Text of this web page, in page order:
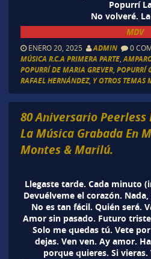
Popurrí
No volveré.
MDV
ENERO 20, 2025 ADMIN 0
MÚSICA R.C.A PRIMERA PARTE,
POPURRÍ DE MARIA GREVER, POPURRÍ
RAFAEL HERNÁNDEZ, Y OTROS TEMAS
80 Aniversario Peerless
La Música Grabada En
Montes & Marilú.
Llegaste tarde. Cada minuto
Devuélveme el corazón.
No es tan fácil. Quién será.
Amor sin pasado. Futuro
Solo me quedas tú. Vete
dejas. Ven ven. Ay amor.
porque quieres. Si vieras.